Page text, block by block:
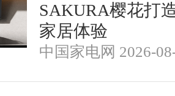
SAKURA樱花打
家居体验
中国家电网 2026-